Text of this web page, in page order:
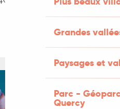
Grandes
Paysages et
Parc -
Quercy